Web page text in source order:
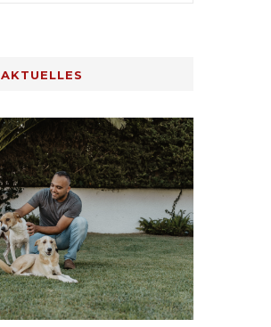
AKTUELLES